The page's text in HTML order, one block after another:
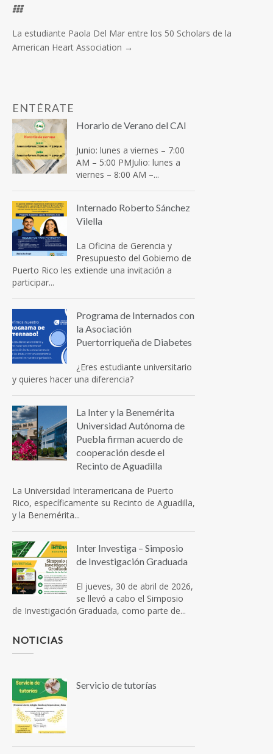
La estudiante Paola Del Mar entre los 50 Scholars de la
American Heart Association →
ENTÉRATE
Horario de Verano del CAI
Junio: lunes a viernes – 7:00
AM – 5:00 PMJulio: lunes a
viernes – 8:00 AM –...
Internado Roberto Sánchez
Vilella
La Oficina de Gerencia y
Presupuesto del Gobierno de
Puerto Rico les extiende una invitación a
participar...
Programa de Internados con
la Asociación
Puertorriqueña de Diabetes
¿Eres estudiante universitario
y quieres hacer una diferencia?
La Inter y la Benemérita
Universidad Autónoma de
Puebla firman acuerdo de
cooperación desde el
Recinto de Aguadilla
La Universidad Interamericana de Puerto
Rico, específicamente su Recinto de Aguadilla,
y la Benemérita...
Inter Investiga – Simposio
de Investigación Graduada
El jueves, 30 de abril de 2026,
se llevó a cabo el Simposio
de Investigación Graduada, como parte de...
NOTICIAS
Servicio de tutorías